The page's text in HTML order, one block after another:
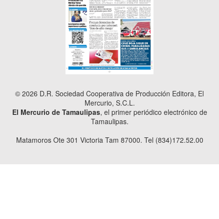
© 2026 D.R. Sociedad Cooperativa de Producción Editora, El
Mercurio, S.C.L.
El Mercurio de Tamaulipas, el primer periódico electrónico de
Tamaulipas.
Matamoros Ote 301 Victoria Tam 87000. Tel (834)172.52.00